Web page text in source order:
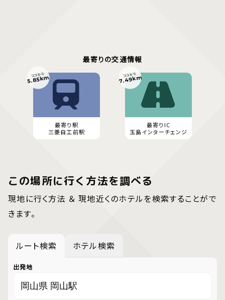
最寄りの交通情報
最寄り駅
三菱自工前駅
ココから
5.85km
最寄りIC
玉島インターチェンジ
ココから
7.49km
この場所に行く方法を調べる
現地に行く方法 ＆ 現地近くのホテルを検索することがで
きます。
ルート検索 ホテル検索
出発地